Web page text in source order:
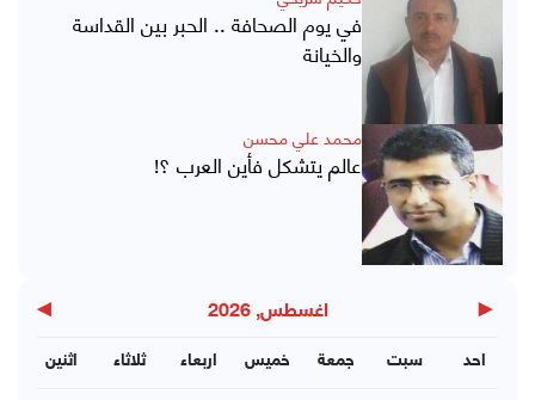
في يوم الصحافة .. الحبر بين القداسة
والخيانة
محمد علي محسن
عالم يتشكل فأين العرب ؟!
◀ اغسطس, 2026 ▶
اثنين ثلاثاء اربعاء خميس جمعة سبت احد